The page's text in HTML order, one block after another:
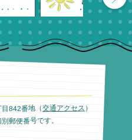
842番地（交通アクセス ）
郵便番号です。